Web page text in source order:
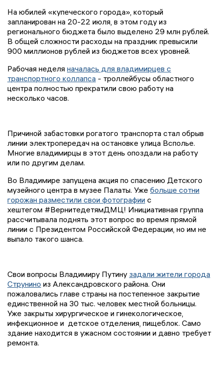
На юбилей «купеческого города», который
запланирован на 20-22 июля, в этом году из
регионального бюджета было выделено 29 млн рублей.
В общей сложности расходы на праздник превысили
900 миллионов рублей из бюджетов всех уровней.
Рабочая неделя началась для владимирцев с
транспортного коллапса - троллейбусы областного
центра полностью прекратили свою работу на
несколько часов.
Причиной забастовки рогатого транспорта стал обрыв
линии электропередач на остановке улица Всполье.
Многие владимирцы в этот день опоздали на работу
или по другим делам.
Во Владимире запущена акция по спасению Детского
музейного центра в музее Палаты. Уже больше сотни
горожан разместили свои фотографии с
хештегом #ВернитедетямДМЦ! Инициативная группа
рассчитывала поднять этот вопрос во время прямой
линии с Президентом Российской Федерации, но им не
выпало такого шанса.
Свои вопросы Владимиру Путину задали жители города
Струнино из Александровского района. Они
пожаловались главе страны на постепенное закрытие
единственной на 30 тыс. человек местной больницы.
Уже закрыты хирургическое и гинекологическое,
инфекционное и детское отделения, пищеблок. Само
здание находится в ужасном состоянии и давно требует
ремонта.